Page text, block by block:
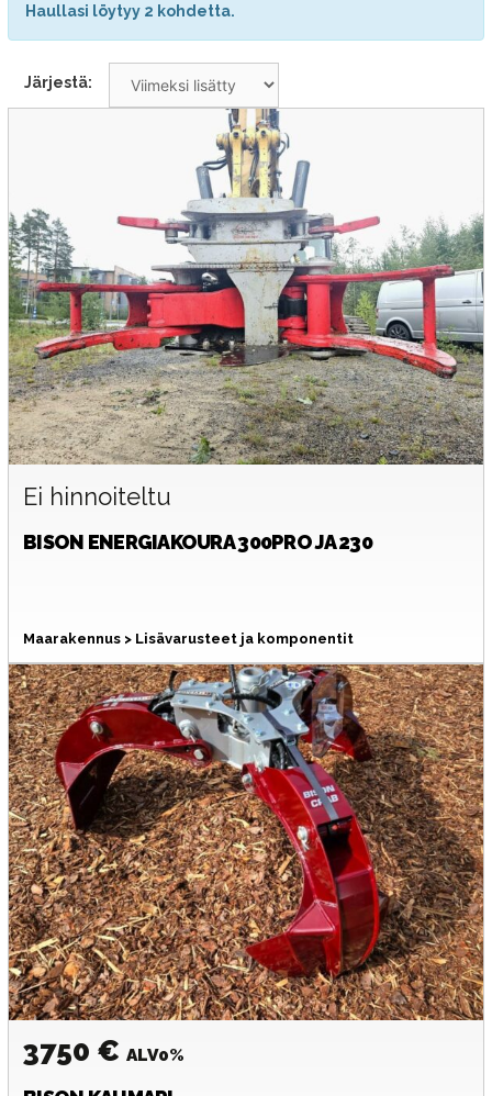
Haullasi löytyy 2 kohdetta.
Järjestä:
Ei hinnoiteltu
BISON ENERGIAKOURA 300PRO JA 230
Maarakennus > Lisävarusteet ja komponentit
3750 € ALV0%